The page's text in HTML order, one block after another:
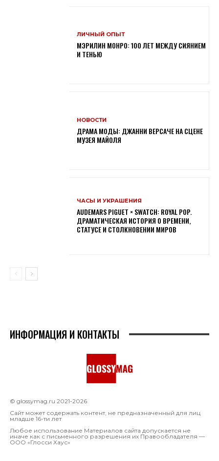
ЛИЧНЫЙ ОПЫТ
МЭРИЛИН МОНРО: 100 ЛЕТ МЕЖДУ СИЯНИЕМ
И ТЕНЬЮ
НОВОСТИ
ДРАМА МОДЫ: ДЖАННИ ВЕРСАЧЕ НА СЦЕНЕ
МУЗЕЯ МАЙОЛЯ
ЧАСЫ И УКРАШЕНИЯ
AUDEMARS PIGUET × SWATCH: ROYAL POP.
ДРАМАТИЧЕСКАЯ ИСТОРИЯ О ВРЕМЕНИ,
СТАТУСЕ И СТОЛКНОВЕНИИ МИРОВ
ИНФОРМАЦИЯ И КОНТАКТЫ
© glossymag.ru 2021-2026
Сайт может содержать контент, не предназначенный для лиц
младше 16-ти лет
Любое использование Материалов сайта допускается не
иначе как с письменного разрешения их Правообладателя —
OOO «Глосси Хаус»